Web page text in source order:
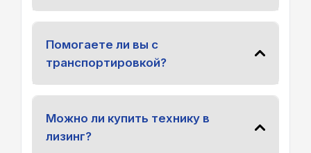
Помогаете ли вы с
транспортировкой?
Можно ли купить технику в
лизинг?